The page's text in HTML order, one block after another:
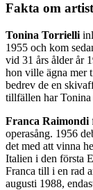
Fakta om
Tonina Torrielli
1955 och kom
vid 31 års ålder år
hon ville ägna mer
bedrev de en
tillfällen har Tonina
Franca Raimondi
operasång. 1956
det med att vinna
Italien i den första
Franca till i en rad
augusti 1988,